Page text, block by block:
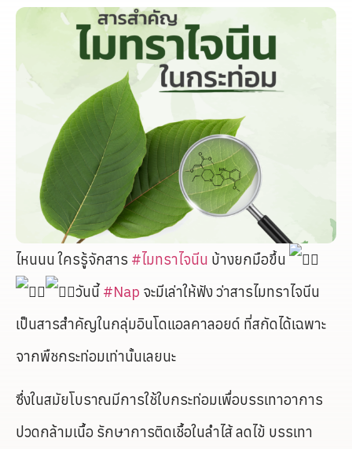
ไหนนน ใครรู้จักสาร #ไมทราไจนีน บ้างยกมือขึ้น
วันนี้ #Nap จะมีเล่าให้ฟัง ว่าสารไมทราไจนีน
เป็นสารสำคัญในกลุ่มอินโดแอลคาลอยด์ ที่สกัดได้เฉพาะ
จากพืชกระท่อมเท่านั้นเลยนะ
ซึ่งในสมัยโบราณมีการใช้ใบกระท่อมเพื่อบรรเทาอาการ
ปวดกล้ามเนื้อ รักษาการติดเชื้อในลำไส้ ลดไข้ บรรเทา